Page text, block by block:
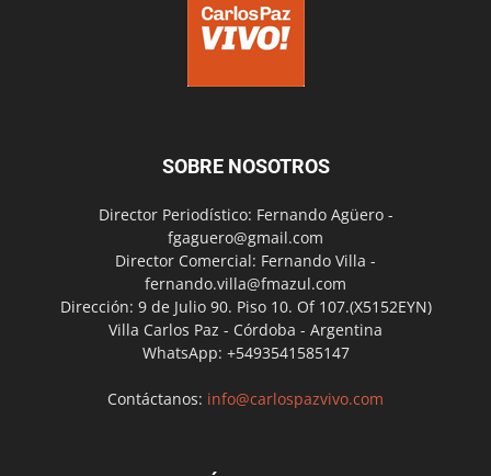
SOBRE NOSOTROS
Director Periodístico: Fernando Agüero -
fgaguero@gmail.com
Director Comercial: Fernando Villa -
fernando.villa@fmazul.com
Dirección: 9 de Julio 90. Piso 10. Of 107.(X5152EYN)
Villa Carlos Paz - Córdoba - Argentina
WhatsApp: +5493541585147
Contáctanos: info@carlospazvivo.com